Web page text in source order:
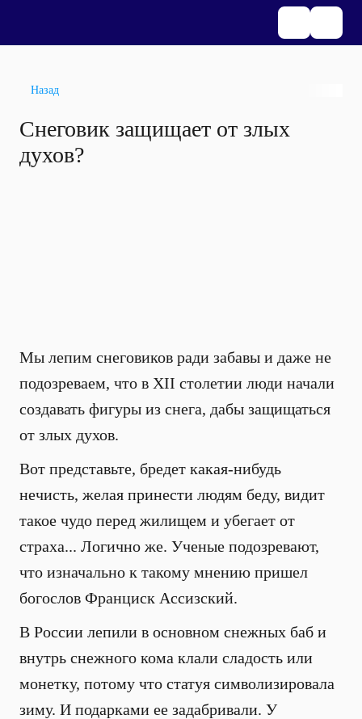
Назад
Снеговик защищает от злых
духов?
Мы лепим снеговиков ради забавы и даже не
подозреваем, что в XII столетии люди начали
создавать фигуры из снега, дабы защищаться
от злых духов.
Вот представьте, бредет какая-нибудь
нечисть, желая принести людям беду, видит
такое чудо перед жилищем и убегает от
страха... Логично же. Ученые подозревают,
что изначально к такому мнению пришел
богослов Франциск Ассизский.
В России лепили в основном снежных баб и
внутрь снежного кома клали сладость или
монетку, потому что статуя символизировала
зиму. И подарками ее задабривали. У